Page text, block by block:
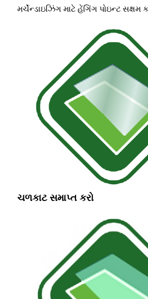
મર્ચેન્ડાઇઝિંગ માટે હેંગિંગ પોઇન્ટ સક્ષમ
ચળકાટ સમાપ્ત કરો